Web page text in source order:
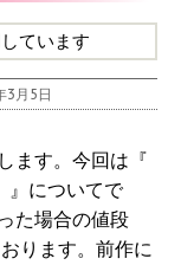
ています
3月5日
ます。今回は『
』についてで
た場合の値段
ります。前作に